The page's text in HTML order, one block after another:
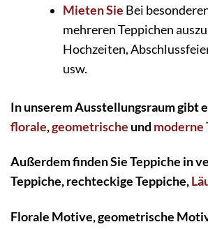
Mieten Sie Bei
mehreren Teppichen
Hochzeiten,
usw.
In unserem Ausstellungsraum gibt
florale,geometrische und moderne
Außerdem finden Sie Teppiche in
Teppiche, rechteckige Teppiche,
Florale Motive, geometrische